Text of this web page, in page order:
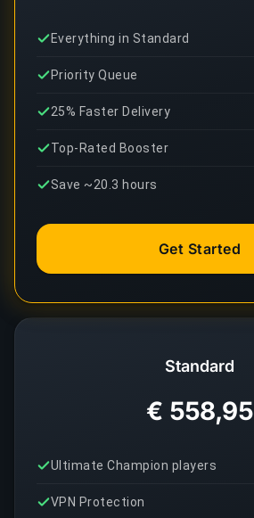
Standard
€ 558,95
Ultimate Champion players
VPN Protection
Everything in Standard
Priority Queue
25% Faster Delivery
Top-Rated Booster
Save ~20.3 hours
Get Started